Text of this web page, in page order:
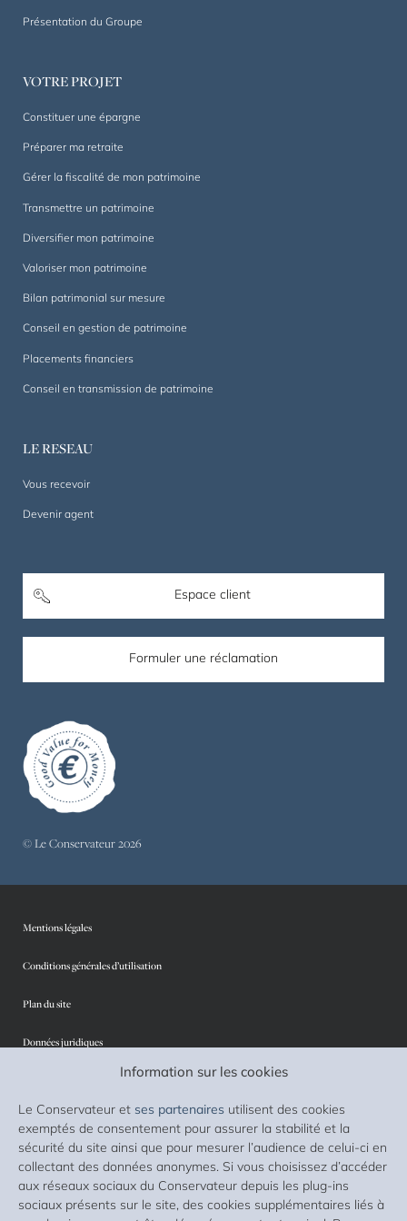
Information sur les cookies
Le Conservateur et ses partenaires utilisent des cookies
exemptés de consentement pour assurer la stabilité et la
sécurité du site ainsi que pour mesurer l’audience de celui-ci en
collectant des données anonymes. Si vous choisissez d’accéder
aux réseaux sociaux du Conservateur depuis les plug-ins
sociaux présents sur le site, des cookies supplémentaires liés à
Présentation du Groupe
VOTRE PROJET
Constituer une épargne
Préparer ma retraite
Gérer la fiscalité de mon patrimoine
Transmettre un patrimoine
Diversifier mon patrimoine
Valoriser mon patrimoine
Bilan patrimonial sur mesure
Conseil en gestion de patrimoine
Placements financiers
Conseil en transmission de patrimoine
LE RESEAU
Vous recevoir
Devenir agent
Espace client
Formuler une réclamation
© Le Conservateur 2026
Mentions légales
Conditions générales d’utilisation
Plan du site
Données juridiques
Protection des données personnelles
Sécurité
Cookies
Accessibilité : non conforme